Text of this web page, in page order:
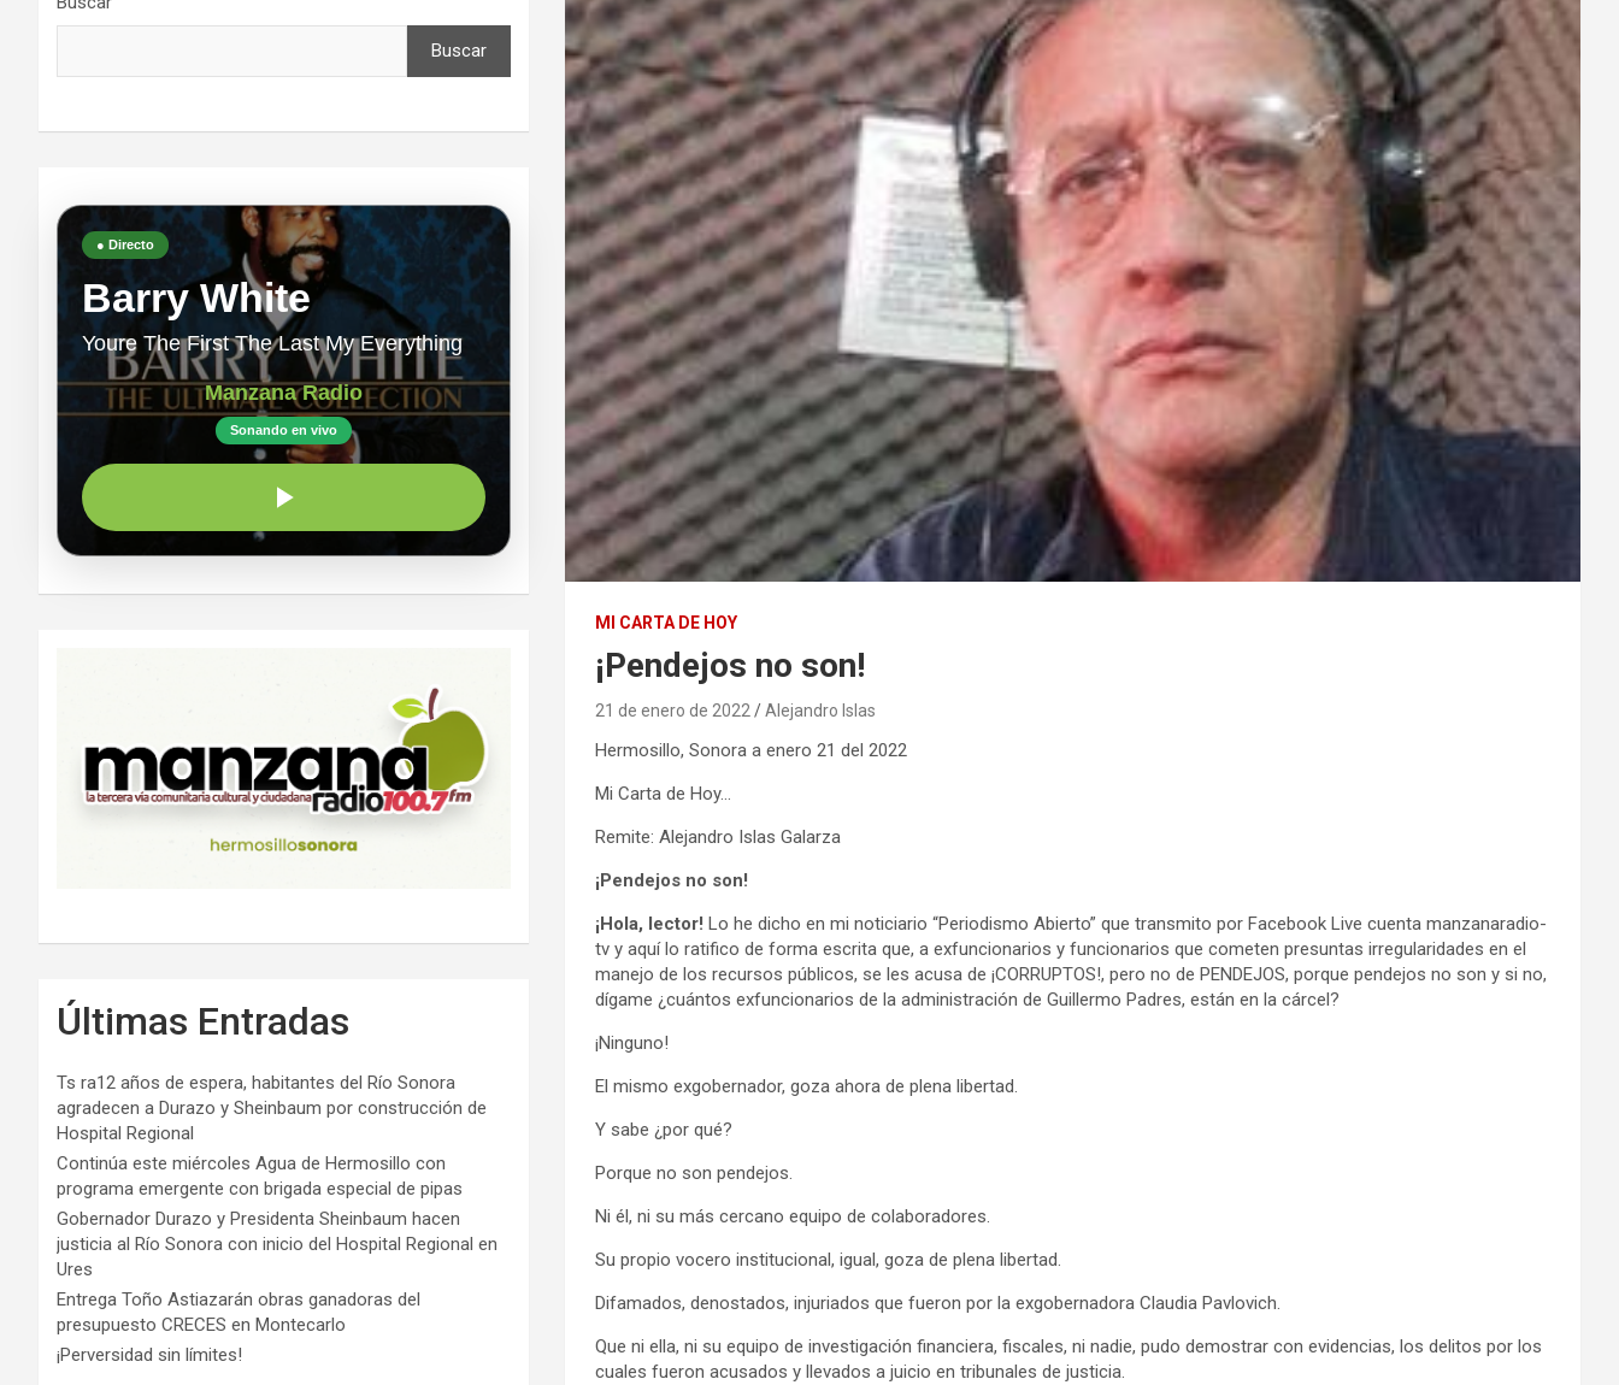
MI CARTA DE HOY
¡Pendejos no son!
21 de enero de 2022 Alejandro Islas
Hermosillo, Sonora a enero 21 del 2022
Mi Carta de Hoy…
Remite: Alejandro Islas Galarza
¡Pendejos no son!
¡Hola, lector! Lo he dicho en mi noticiario “Periodismo Abierto” que transmito por Facebook Live cuenta manzanaradio-
tv y aquí lo ratifico de forma escrita que, a exfuncionarios y funcionarios que cometen presuntas irregularidades en el
manejo de los recursos públicos, se les acusa de ¡CORRUPTOS!, pero no de PENDEJOS, porque pendejos no son y si no,
dígame ¿cuántos exfuncionarios de la administración de Guillermo Padres, están en la cárcel?
¡Ninguno!
El mismo exgobernador, goza ahora de plena libertad.
Y sabe ¿por qué?
Porque no son pendejos.
Ni él, ni su más cercano equipo de colaboradores.
Su propio vocero institucional, igual, goza de plena libertad.
Difamados, denostados, injuriados que fueron por la exgobernadora Claudia Pavlovich.
Que ni ella, ni su equipo de investigación financiera, fiscales, ni nadie, pudo demostrar con evidencias, los delitos por los
cuales fueron acusados y llevados a juicio en tribunales de justicia.
Buscar
● Directo
Barry White
Youre The First The Last My Everything
Manzana Radio
Sonando en vivo
Últimas Entradas
Ts ra12 años de espera, habitantes del Río Sonora
agradecen a Durazo y Sheinbaum por construcción de
Hospital Regional
Continúa este miércoles Agua de Hermosillo con
programa emergente con brigada especial de pipas
Gobernador Durazo y Presidenta Sheinbaum hacen
justicia al Río Sonora con inicio del Hospital Regional en
Ures
Entrega Toño Astiazarán obras ganadoras del
presupuesto CRECES en Montecarlo
¡Perversidad sin límites!